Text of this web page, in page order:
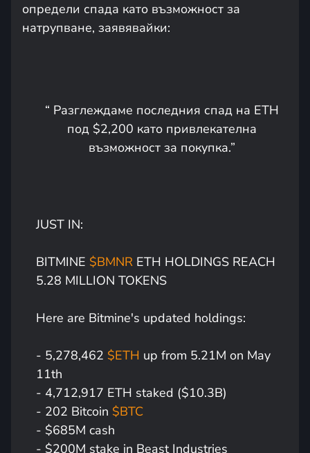
определи спада като възможност за
натрупване, заявявайки:
“ Разглеждаме последния спад на ETH
под $2,200 като привлекателна
възможност за покупка.”
JUST IN:
BITMINE $BMNR ETH HOLDINGS REACH
5.28 MILLION TOKENS
Here are Bitmine's updated holdings:
- 5,278,462 $ETH up from 5.21M on May
11th
- 4,712,917 ETH staked ($10.3B)
- 202 Bitcoin $BTC
- $685M cash
- $200M stake in Beast Industries